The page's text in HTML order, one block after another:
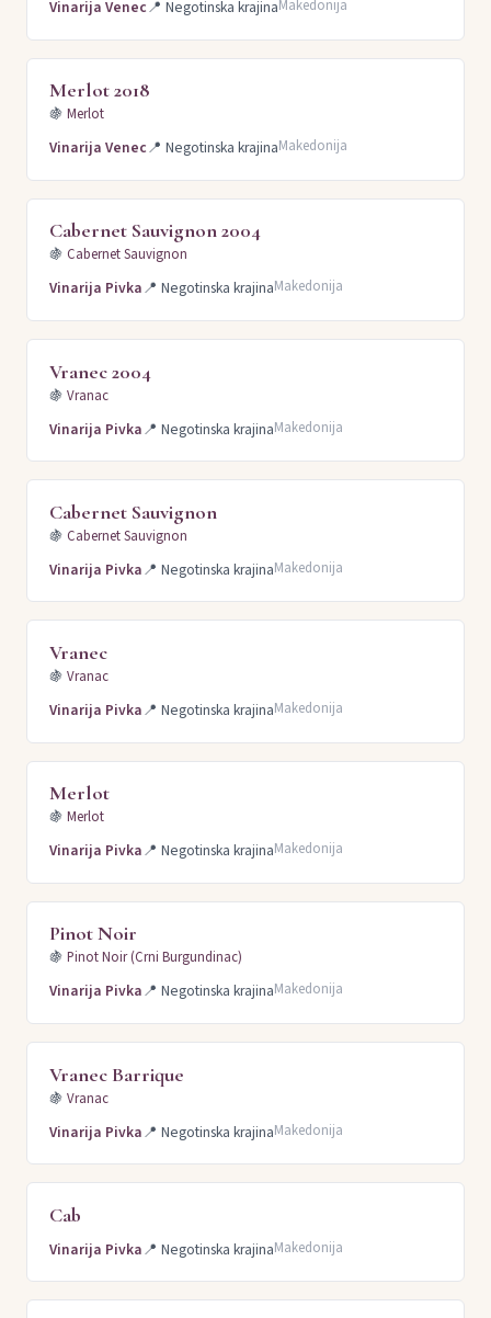
Vinarija Venec📍 Negotinska krajinaMakedonija
Merlot 2018
🍇 Merlot
Vinarija Venec📍 Negotinska krajinaMakedonija
Cabernet Sauvignon 2004
🍇 Cabernet Sauvignon
Vinarija Pivka📍 Negotinska krajinaMakedonija
Vranec 2004
🍇 Vranac
Vinarija Pivka📍 Negotinska krajinaMakedonija
Cabernet Sauvignon
🍇 Cabernet Sauvignon
Vinarija Pivka📍 Negotinska krajinaMakedonija
Vranec
🍇 Vranac
Vinarija Pivka📍 Negotinska krajinaMakedonija
Merlot
🍇 Merlot
Vinarija Pivka📍 Negotinska krajinaMakedonija
Pinot Noir
🍇 Pinot Noir (Crni Burgundinac)
Vinarija Pivka📍 Negotinska krajinaMakedonija
Vranec Barrique
🍇 Vranac
Vinarija Pivka📍 Negotinska krajinaMakedonija
Cab
Vinarija Pivka📍 Negotinska krajinaMakedonija